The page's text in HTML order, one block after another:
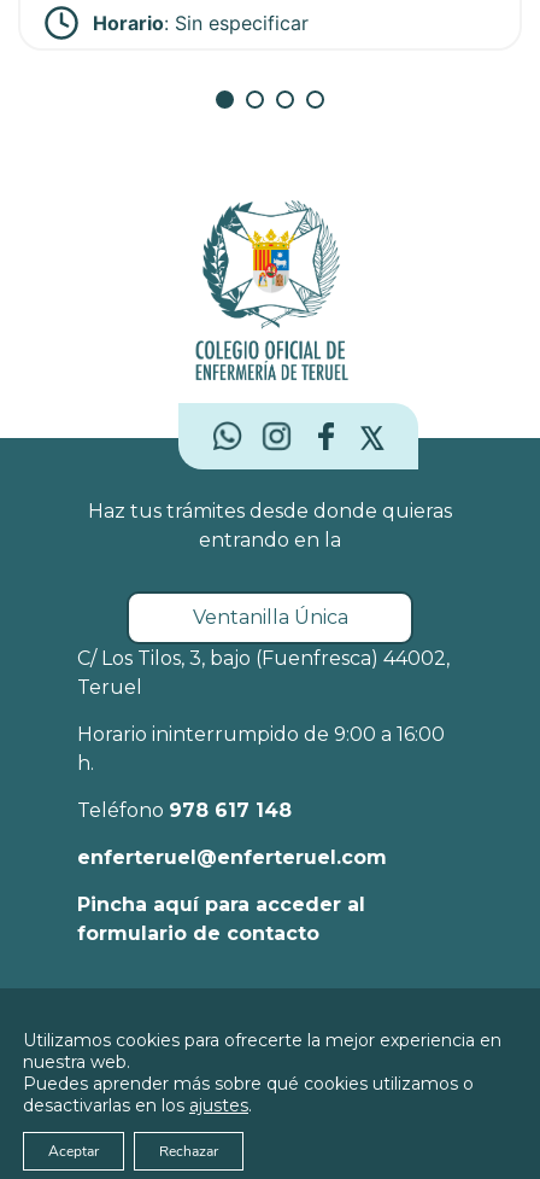
Horario: Sin especificar
Haz tus trámites desde donde quieras
entrando en la
Ventanilla Única
C/ Los Tilos, 3, bajo (Fuenfresca) 44002,
Teruel
Horario ininterrumpido de 9:00 a 16:00
h.
Teléfono 978 617 148
enferteruel@enferteruel.com
Pincha aquí para acceder al
formulario de contacto
© 2026 Colegio Oficial de Enfermería de
Teruel
Política de
Privacidad
Política de
Utilizamos cookies para ofrecerte la mejor experiencia en
nuestra web.
Puedes aprender más sobre qué cookies utilizamos o
desactivarlas en los ajustes.
Aceptar Rechazar